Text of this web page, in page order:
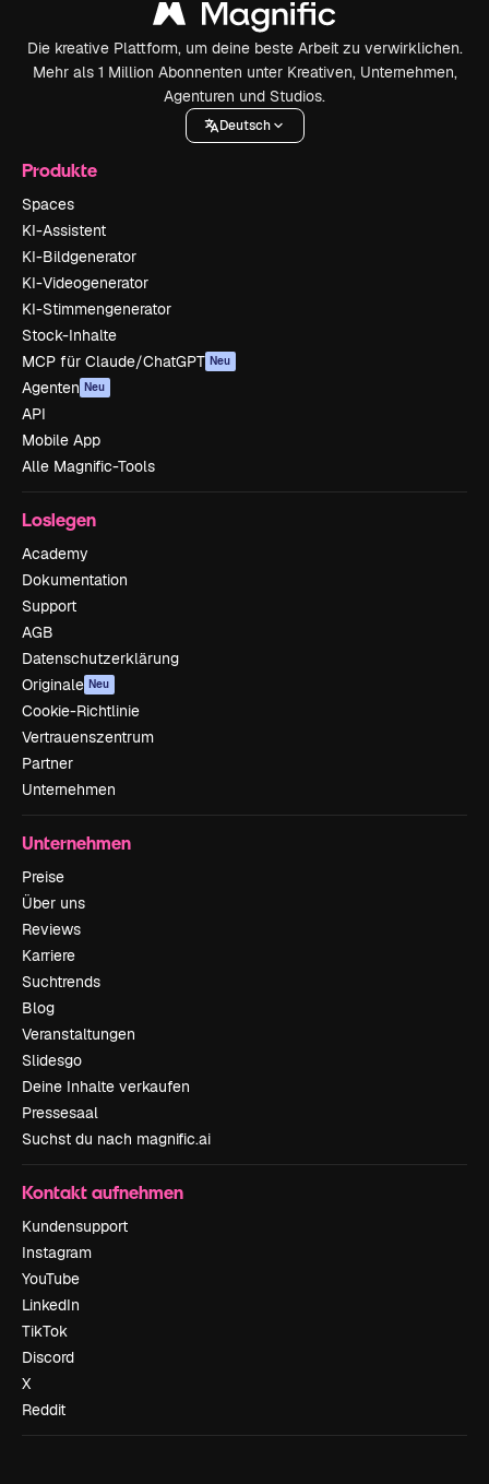
Die kreative Plattform, um deine beste Arbeit zu verwirklichen.
Mehr als 1 Million Abonnenten unter Kreativen, Unternehmen,
Agenturen und Studios.
Deutsch
Produkte
Spaces
KI-Assistent
KI-Bildgenerator
KI-Videogenerator
KI-Stimmengenerator
Stock-Inhalte
MCP für Claude/ChatGPT Neu
Agenten Neu
API
Mobile App
Alle Magnific-Tools
Loslegen
Academy
Dokumentation
Support
AGB
Datenschutzerklärung
Originale Neu
Cookie-Richtlinie
Vertrauenszentrum
Partner
Unternehmen
Unternehmen
Preise
Über uns
Reviews
Karriere
Suchtrends
Blog
Veranstaltungen
Slidesgo
Deine Inhalte verkaufen
Pressesaal
Suchst du nach magnific.ai
Kontakt aufnehmen
Kundensupport
Instagram
YouTube
LinkedIn
TikTok
Discord
X
Reddit